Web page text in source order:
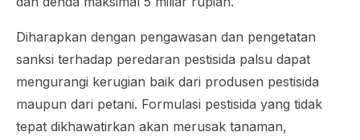
Diharapkan dengan pengawasan dan pengetatan
sanksi terhadap peredaran pestisida palsu dapat
mengurangi kerugian baik dari produsen pestisida
maupun dari petani. Formulasi pestisida yang tidak
tepat dikhawatirkan akan merusak tanaman,